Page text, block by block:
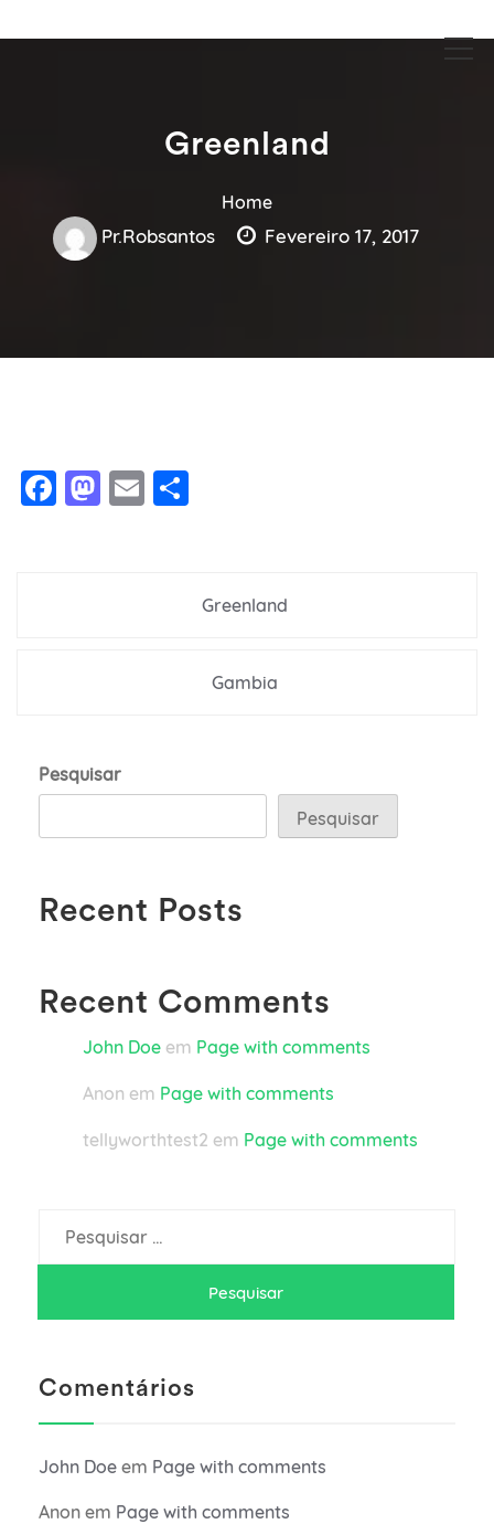
Guia Acesse encontre empresas
Greenland
Home
Pr.robsantos Fevereiro 17, 2017
Facebook
Mastodon
Email
Greenland
Gambia
Pesquisar
Pesquisar
Recent Posts
Recent Comments
John Doe em Page with comments
Anon em Page with comments
tellyworthtest2 em Page with comments
por:
Comentários
John Doe em Page with comments
Anon em Page with comments